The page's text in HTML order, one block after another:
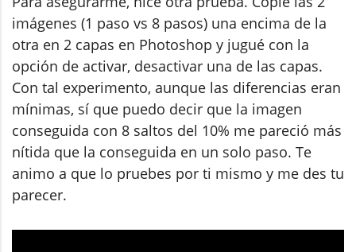
imágenes (1 paso vs 8 pasos) una encima de la
otra en 2 capas en Photoshop y jugué con la
opción de activar, desactivar una de las capas.
Con tal experimento, aunque las diferencias eran
mínimas, sí que puedo decir que la imagen
conseguida con 8 saltos del 10% me pareció más
nítida que la conseguida en un solo paso. Te
animo a que lo pruebes por ti mismo y me des tu
parecer.